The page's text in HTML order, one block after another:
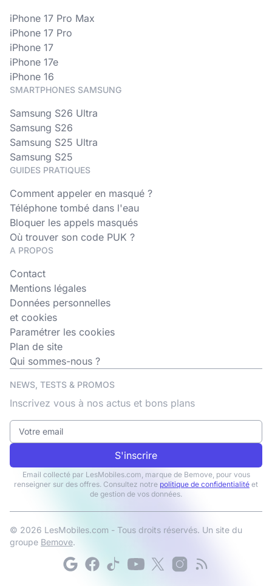
iPhone 17 Pro Max
iPhone 17 Pro
iPhone 17
iPhone 17e
iPhone 16
SMARTPHONES SAMSUNG
Samsung S26 Ultra
Samsung S26
Samsung S25 Ultra
Samsung S25
GUIDES PRATIQUES
Comment appeler en masqué ?
Téléphone tombé dans l'eau
Bloquer les appels masqués
Où trouver son code PUK ?
A PROPOS
Contact
Mentions légales
Données personnelles
et cookies
Paramétrer les cookies
Plan de site
Qui sommes-nous ?
NEWS, TESTS & PROMOS
Inscrivez vous à nos actus et bons plans
S'inscrire
Email collecté par LesMobiles.com, marque de Bemove, pour vous
renseigner sur des offres. Consultez notre politique de confidentialité et
de gestion de vos données.
© 2026 LesMobiles.com - Tous droits réservés. Un site du
groupe Bemove.